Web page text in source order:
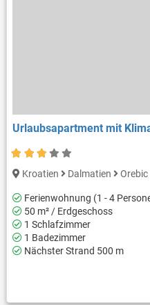
Urlaubsapartment mit
Kroatien Dalmatien Orebic
Ferienwohnung (1 - 4
50 m² / Erdgeschoss
1 Schlafzimmer
1 Badezimmer
Nächster Strand 500 m